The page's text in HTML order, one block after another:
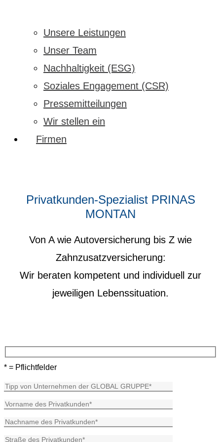
Unsere Leistungen
Unser Team
Nachhaltigkeit (ESG)
Soziales Engagement (CSR)
Pressemitteilungen
Wir stellen ein
Firmen
Privatkunden-Spezialist PRINAS
MONTAN
Von A wie Autoversicherung bis Z wie
Zahnzusatzversicherung:
Wir beraten kompetent und individuell zur
jeweiligen Lebenssituation.
* = Pflichtfelder